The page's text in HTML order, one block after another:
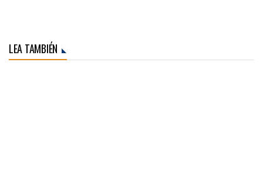
LEA TAMBIÉN